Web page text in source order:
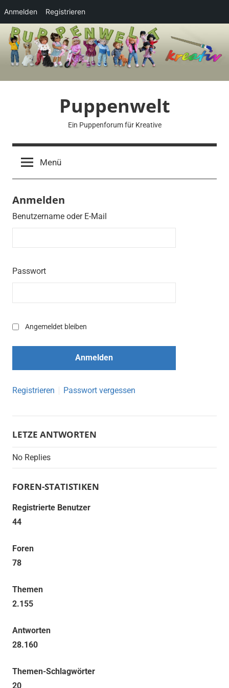
Anmelden Registrieren
Zum
Inhalt
springen
Puppenwelt
Ein Puppenforum für Kreative
Menü
Anmelden
Benutzername oder E-Mail
Passwort
Angemeldet bleiben
Registrieren Passwort vergessen
LETZE ANTWORTEN
No Replies
FOREN-STATISTIKEN
Registrierte Benutzer
44
Foren
78
Themen
2.155
Antworten
28.160
Themen-Schlagwörter
20